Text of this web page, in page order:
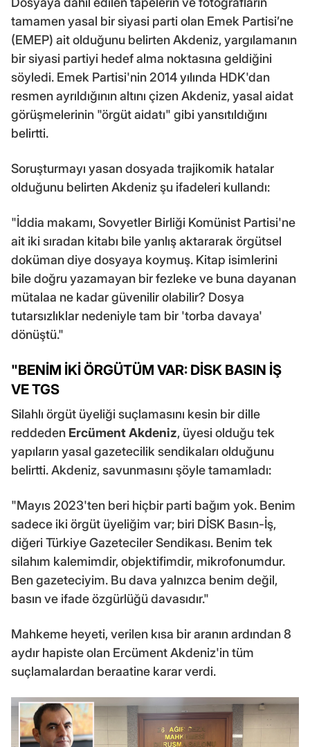
tamamen yasal bir siyasi parti olan Emek Partisi’ne
(EMEP) ait olduğunu belirten Akdeniz, yargılamanın
bir siyasi partiyi hedef alma noktasına geldiğini
söyledi. Emek Partisi'nin 2014 yılında HDK'dan
resmen ayrıldığının altını çizen Akdeniz, yasal aidat
görüşmelerinin "örgüt aidatı" gibi yansıtıldığını
belirtti.
Soruşturmayı yasan dosyada trajikomik hatalar
olduğunu belirten Akdeniz şu ifadeleri kullandı:
"İddia makamı, Sovyetler Birliği Komünist Partisi'ne
ait iki sıradan kitabı bile yanlış aktararak örgütsel
doküman diye dosyaya koymuş. Kitap isimlerini
bile doğru yazamayan bir fezleke ve buna dayanan
mütalaa ne kadar güvenilir olabilir? Dosya
tutarsızlıklar nedeniyle tam bir 'torba davaya'
dönüştü."
"BENİM İKİ ÖRGÜTÜM VAR: DİSK BASIN İŞ
VE TGS
Silahlı örgüt üyeliği suçlamasını kesin bir dille
reddeden Ercüment Akdeniz, üyesi olduğu tek
yapıların yasal gazetecilik sendikaları olduğunu
belirtti. Akdeniz, savunmasını şöyle tamamladı:
"Mayıs 2023'ten beri hiçbir parti bağım yok. Benim
sadece iki örgüt üyeliğim var; biri DİSK Basın-İş,
diğeri Türkiye Gazeteciler Sendikası. Benim tek
silahım kalemimdir, objektifimdir, mikrofonumdur.
Ben gazeteciyim. Bu dava yalnızca benim değil,
basın ve ifade özgürlüğü davasıdır."
Mahkeme heyeti, verilen kısa bir aranın ardından 8
aydır hapiste olan Ercüment Akdeniz'in tüm
suçlamalardan beraatine karar verdi.